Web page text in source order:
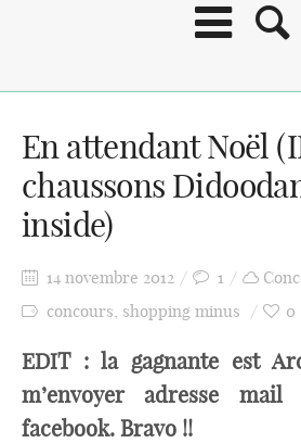
En attendant Noël
chaussons
inside)
14 novembre 2012 1
concours, shopping minus 0
EDIT : la gagnante est
m’envoyer adresse
facebook. Bravo !!